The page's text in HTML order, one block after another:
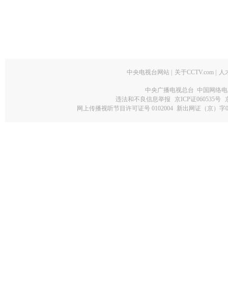
中央电视台网站 关于CCTV.com 人
中央广播电视总台 中国网络
违法和不良信息举报
京ICP证060535号
网上传播视听节目许可证号 0102004 新出网证（京）